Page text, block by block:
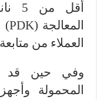
العملاء من
وفي حين قد
المحمولة